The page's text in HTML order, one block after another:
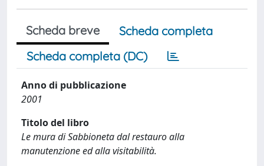
Scheda breve
Scheda completa
Scheda completa (DC)
Anno di pubblicazione
2001
Titolo del libro
Le mura di Sabbioneta dal restauro alla
manutenzione ed alla visitabilità.